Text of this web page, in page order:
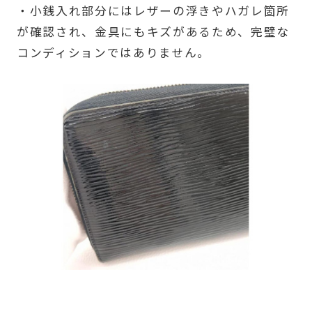
・小銭入れ部分にはレザーの浮きやハガレ箇所
が確認され、金具にもキズがあるため、完璧な
コンディションではありません。